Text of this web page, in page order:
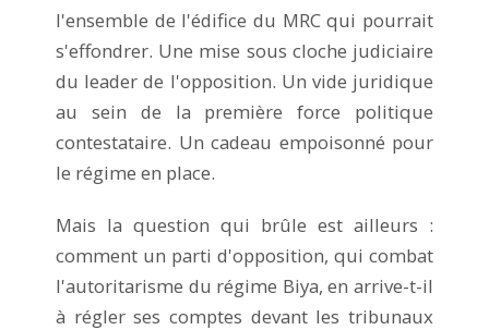
l'ensemble de l'édifice du MRC qui pourrait
s'effondrer. Une mise sous cloche judiciaire
du leader de l'opposition. Un vide juridique
au sein de la première force politique
contestataire. Un cadeau empoisonné pour
le régime en place.
Mais la question qui brûle est ailleurs :
comment un parti d'opposition, qui combat
l'autoritarisme du régime Biya, en arrive-t-il
à régler ses comptes devant les tribunaux